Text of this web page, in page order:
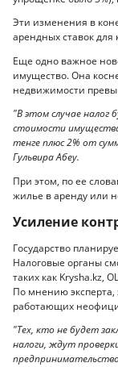
Эти изменения в
арендных ставок для
Еще одно важное
имущество. Она
недвижимости
"В этом случае налог
стоимости
тенге плюс 2% от
Гульвира Абеу.
При этом, по ее
жилье в аренду или
Усиление
Государство
Налоговые органы
таких как Krysha.kz,
По мнению эксперта,
работающих
"Тех, кто не будет
налоги, ждут